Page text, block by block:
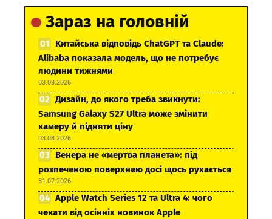
Зараз на головній
Китайська відповідь ChatGPT та Claude:
Alibaba показала модель, що не потребує
людини тижнями
03.08.2026
Дизайн, до якого треба звикнути:
Samsung Galaxy S27 Ultra може змінити
камеру й підняти ціну
03.08.2026
Венера не «мертва планета»: під
розпеченою поверхнею досі щось рухається
31.07.2026
Apple Watch Series 12 та Ultra 4: чого
чекати від осінніх новинок Apple